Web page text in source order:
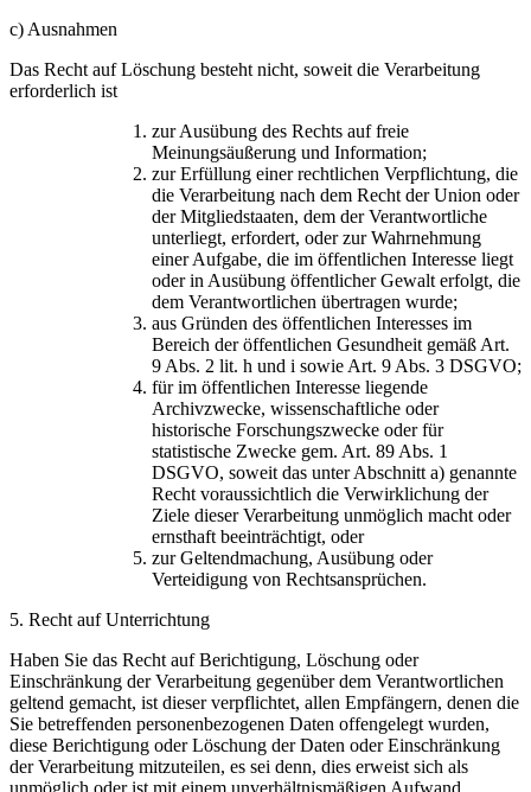
c) Ausnahmen
Das Recht auf Löschung besteht nicht, soweit die Verarbeitung
erforderlich ist
zur Ausübung des Rechts auf freie
Meinungsäußerung und Information;
zur Erfüllung einer rechtlichen Verpflichtung, die
die Verarbeitung nach dem Recht der Union oder
der Mitgliedstaaten, dem der Verantwortliche
unterliegt, erfordert, oder zur Wahrnehmung
einer Aufgabe, die im öffentlichen Interesse liegt
oder in Ausübung öffentlicher Gewalt erfolgt, die
dem Verantwortlichen übertragen wurde;
aus Gründen des öffentlichen Interesses im
Bereich der öffentlichen Gesundheit gemäß Art.
9 Abs. 2 lit. h und i sowie Art. 9 Abs. 3 DSGVO;
für im öffentlichen Interesse liegende
Archivzwecke, wissenschaftliche oder
historische Forschungszwecke oder für
statistische Zwecke gem. Art. 89 Abs. 1
DSGVO, soweit das unter Abschnitt a) genannte
Recht voraussichtlich die Verwirklichung der
Ziele dieser Verarbeitung unmöglich macht oder
ernsthaft beeinträchtigt, oder
zur Geltendmachung, Ausübung oder
Verteidigung von Rechtsansprüchen.
5. Recht auf Unterrichtung
Haben Sie das Recht auf Berichtigung, Löschung oder
Einschränkung der Verarbeitung gegenüber dem Verantwortlichen
geltend gemacht, ist dieser verpflichtet, allen Empfängern, denen die
Sie betreffenden personenbezogenen Daten offengelegt wurden,
diese Berichtigung oder Löschung der Daten oder Einschränkung
der Verarbeitung mitzuteilen, es sei denn, dies erweist sich als
unmöglich oder ist mit einem unverhältnismäßigen Aufwand